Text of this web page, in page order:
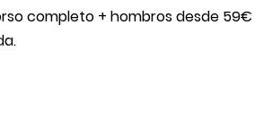
completo + hombros desde 59€